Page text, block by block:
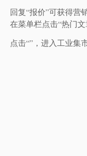
回复“报价”可获得营
在菜单栏点击“热门文
点击“”，进入工业集